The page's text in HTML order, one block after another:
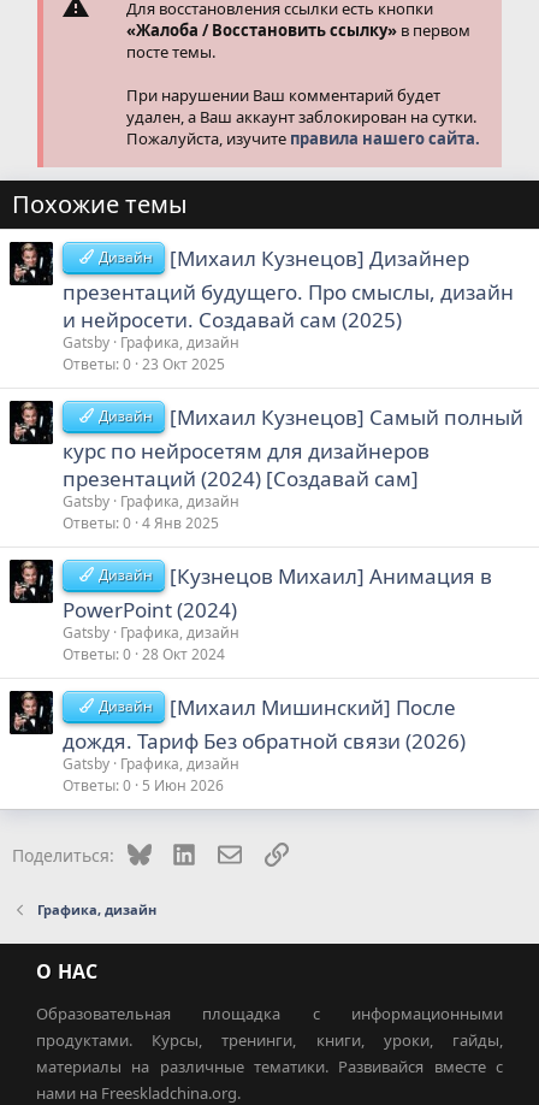
Для восстановления ссылки есть кнопки
«Жалоба / Восстановить ссылку» в первом
посте темы.
При нарушении Ваш комментарий будет
удален, а Ваш аккаунт заблокирован на сутки.
Пожалуйста, изучите правила нашего сайта.
Похожие темы
Дизайн
[Михаил Кузнецов] Дизайнер
презентаций будущего. Про смыслы, дизайн
и нейросети. Создавай сам (2025)
Gatsby Графика, дизайн
Ответы 0 23 Окт 2025
Дизайн
[Михаил Кузнецов] Самый полный
курс по нейросетям для дизайнеров
презентаций (2024) [Создавай сам]
Gatsby Графика, дизайн
Ответы 0 4 Янв 2025
Дизайн
[Кузнецов Михаил] Анимация в
PowerPoint (2024)
Gatsby Графика, дизайн
Ответы 0 28 Окт 2024
Дизайн
[Михаил Мишинский] После
дождя. Тариф Без обратной связи (2026)
Gatsby Графика, дизайн
Ответы 0 5 Июн 2026
Поделиться: Bluesky LinkedInЭлектронная почта
Ссылка
Графика, дизайн
О НАС
Образовательная площадка с информационными
продуктами. Курсы, тренинги, книги, уроки, гайды,
материалы на различные тематики. Развивайся вместе с
нами на Freeskladchina.org.